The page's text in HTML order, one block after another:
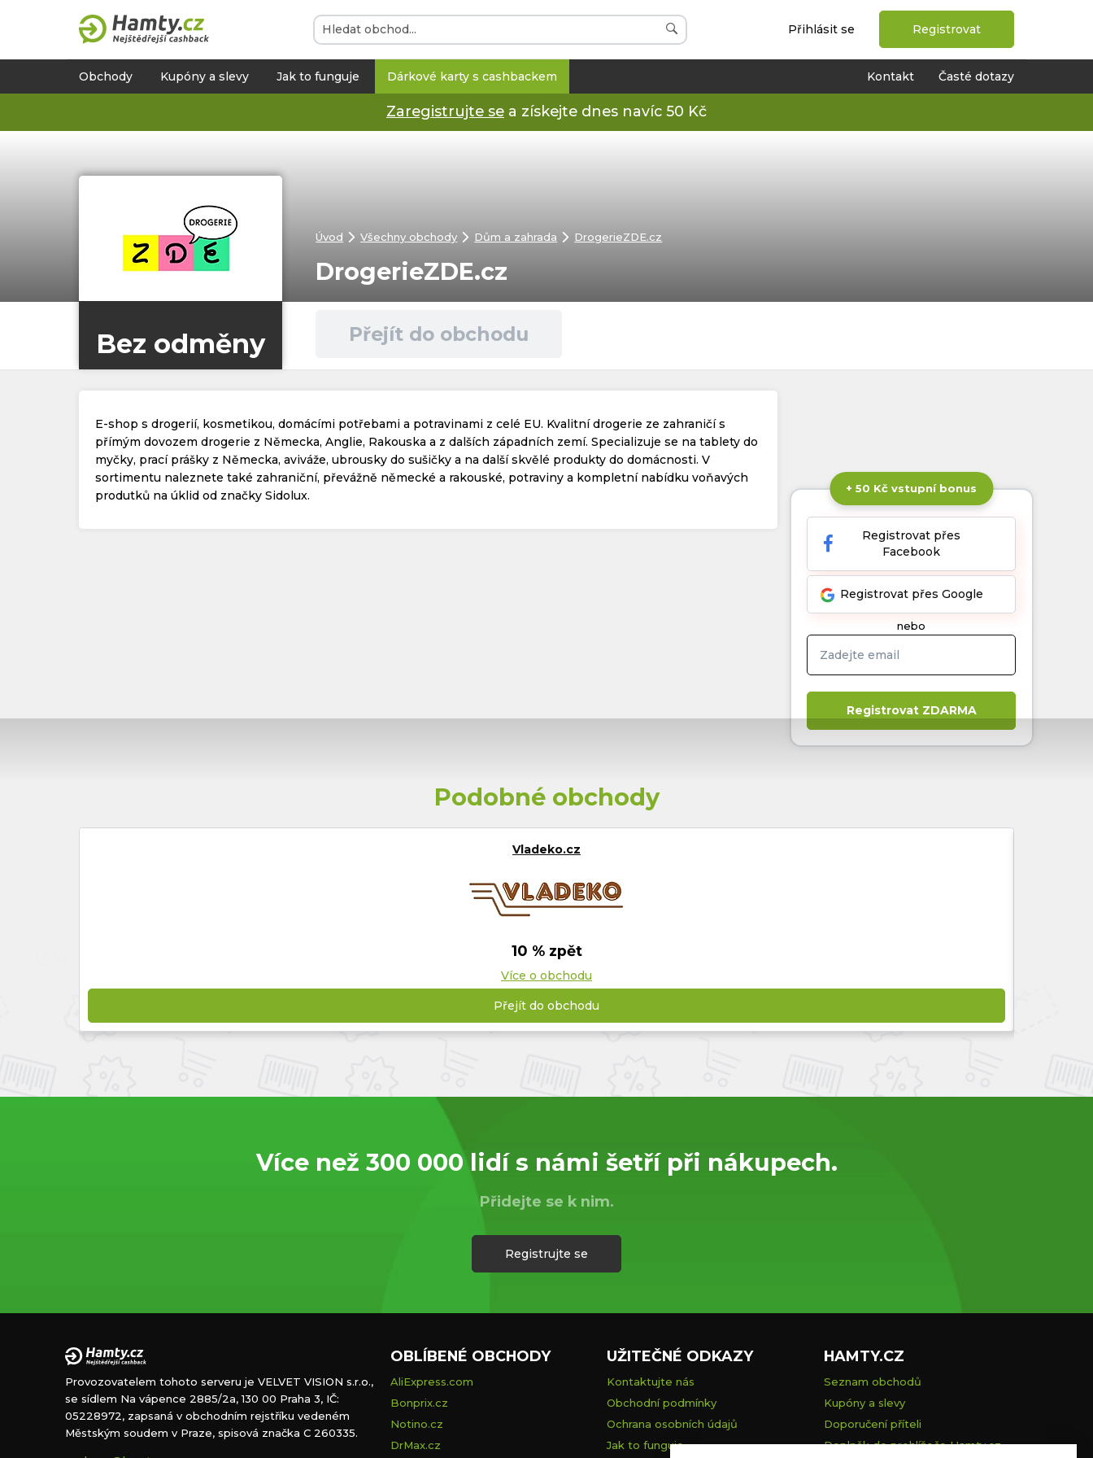
Přihlásit se Registrovat
Obchody Kupóny a slevy Jak to funguje Dárkové karty s cashbackem Časté dotazy
Kontakt
Zaregistrujte se a získejte dnes navíc 50 Kč
Bez odměny
Úvod Všechny obchody Dům a zahrada DrogerieZDE.cz
DrogerieZDE.cz
Přejít do obchodu
E-shop s drogerií, kosmetikou, domácími potřebami a potravinami z celé EU. Kvalitní drogerie ze zahraničí s
přímým dovozem drogerie z Německa, Anglie, Rakouska a z dalších západních zemí. Specializuje se na tablety do
myčky, prací prášky z Německa, aviváže, ubrousky do sušičky a na další skvělé produkty do domácnosti. V
sortimentu naleznete také zahraniční, převážně německé a rakouské, potraviny a kompletní nabídku voňavých
produtků na úklid od značky Sidolux.
+ 50 Kč vstupní bonus
Registrovat přes
Facebook
Registrovat přes Google
nebo
Podobné obchody
Vladeko.cz
10 % zpět
Více o obchodu
Přejít do obchodu
Více než 300 000 lidí s námi šetří při nákupech.
Přidejte se k nim.
Registrujte se
Provozovatelem tohoto serveru je VELVET VISION s.r.o.,
se sídlem Na vápence 2885/2a, 130 00 Praha 3, IČ:
05228972, zapsaná v obchodním rejstříku vedeném
Městským soudem v Praze, spisová značka C 260335.
OBLÍBENÉ OBCHODY
AliExpress.com
Bonprix.cz
Notino.cz
DrMax.cz
UŽITEČNÉ ODKAZY
Kontaktujte nás
Obchodní podmínky
Ochrana osobních údajů
Jak to funguje
HAMTY.CZ
Seznam obchodů
Kupóny a slevy
Doporučení příteli
Doplněk do prohlížeče Hamty.cz